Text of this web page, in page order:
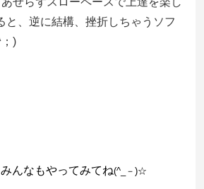
と、逆に結構、挫折しちゃうソフ
)
みんなもやってみてね(^_－)☆